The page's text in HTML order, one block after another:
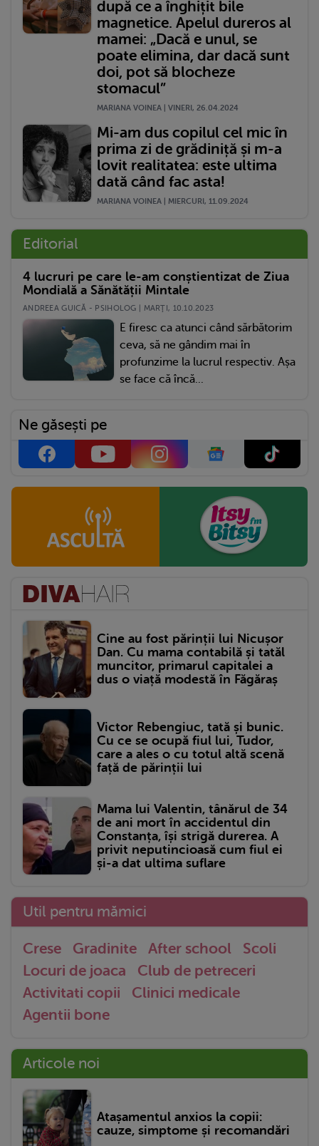
după ce a înghițit bile
magnetice. Apelul dureros al
mamei: „Dacă e unul, se
poate elimina, dar dacă sunt
doi, pot să blocheze
stomacul”
MARIANA VOINEA | VINERI, 26.04.2024
Mi-am dus copilul cel mic în
prima zi de grădiniță și m-a
lovit realitatea: este ultima
dată când fac asta!
MARIANA VOINEA | MIERCURI, 11.09.2024
Editorial
4 lucruri pe care le-am conștientizat de Ziua
Mondială a Sănătății Mintale
ANDREEA GUICĂ - PSIHOLOG | MARŢI, 10.10.2023
E firesc ca atunci când sărbătorim
ceva, să ne gândim mai în
profunzime la lucrul respectiv. Așa
se face că încă...
Ne găsești pe
Cine au fost părinții lui Nicușor
Dan. Cu mama contabilă și tatăl
muncitor, primarul capitalei a
dus o viață modestă în Făgăraș
Victor Rebengiuc, tată și bunic.
Cu ce se ocupă fiul lui, Tudor,
care a ales o cu totul altă scenă
față de părinții lui
Mama lui Valentin, tânărul de 34
de ani mort în accidentul din
Constanța, își strigă durerea. A
privit neputincioasă cum fiul ei
și-a dat ultima suflare
Util pentru mămici
Crese Gradinite After school
Scoli
Locuri de joaca
Club de petreceri
Activitati copii
Clinici medicale
Agentii bone
Articole noi
Atașamentul anxios la copii:
cauze, simptome și recomandări